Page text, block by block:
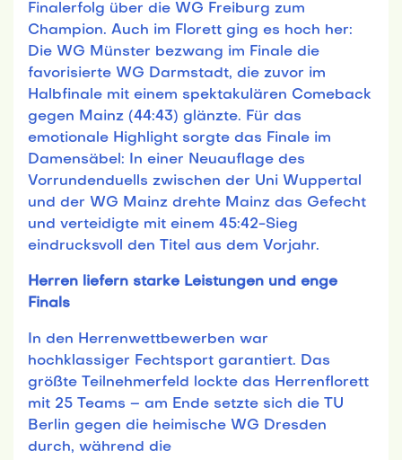
Finalerfolg über die WG Freiburg zum
Champion. Auch im Florett ging es hoch her:
Die WG Münster bezwang im Finale die
favorisierte WG Darmstadt, die zuvor im
Halbfinale mit einem spektakulären Comeback
gegen Mainz (44:43) glänzte. Für das
emotionale Highlight sorgte das Finale im
Damensäbel: In einer Neuauflage des
Vorrundenduells zwischen der Uni Wuppertal
und der WG Mainz drehte Mainz das Gefecht
und verteidigte mit einem 45:42-Sieg
eindrucksvoll den Titel aus dem Vorjahr.
Herren liefern starke Leistungen und enge
Finals
In den Herrenwettbewerben war
hochklassiger Fechtsport garantiert. Das
größte Teilnehmerfeld lockte das Herrenflorett
mit 25 Teams – am Ende setzte sich die TU
Berlin gegen die heimische WG Dresden
durch, während die